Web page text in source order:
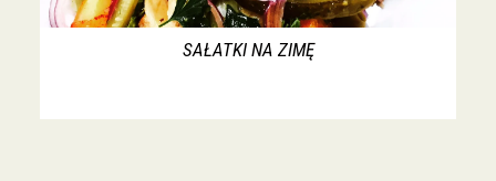
SAŁATKI NA ZIMĘ